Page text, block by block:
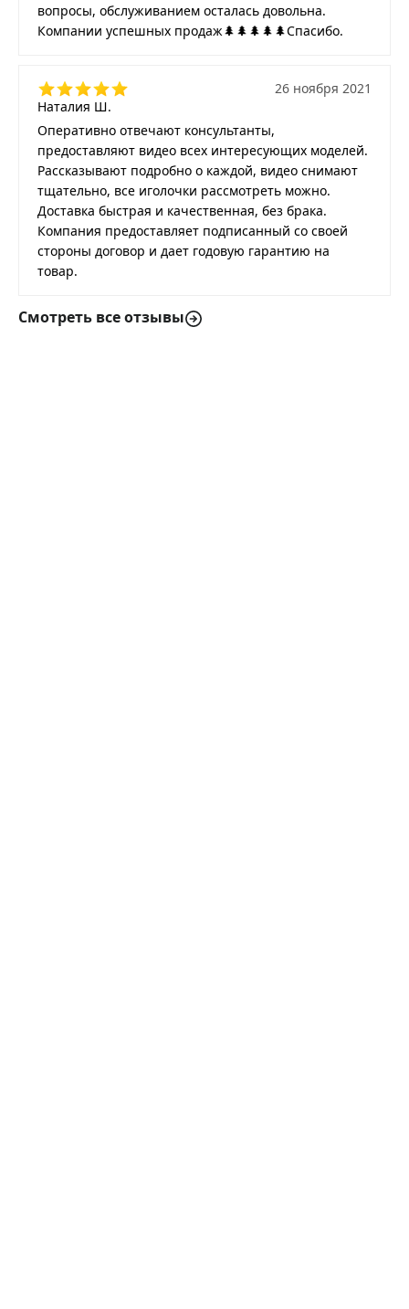
вопросы, обслуживанием осталась довольна.
Компании успешных продаж🌲🌲🌲🌲🌲Спасибо.
Наталия Ш.
26 ноября 2021
Оперативно отвечают консультанты,
предоставляют видео всех интересующих моделей.
Рассказывают подробно о каждой, видео снимают
тщательно, все иголочки рассмотреть можно.
Доставка быстрая и качественная, без брака.
Компания предоставляет подписанный со своей
стороны договор и дает годовую гарантию на
товар.
Смотреть все отзывы